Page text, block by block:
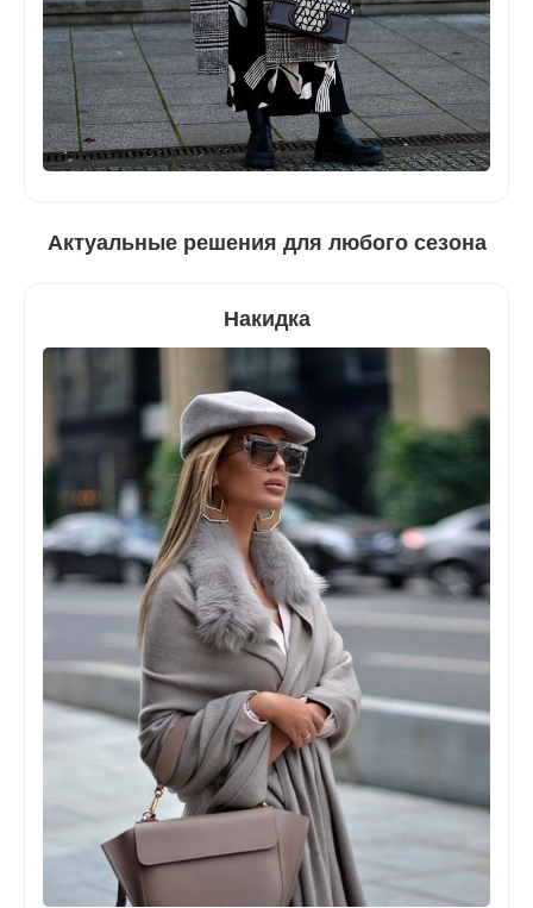
Актуальные решения для любого сезона
Накидка